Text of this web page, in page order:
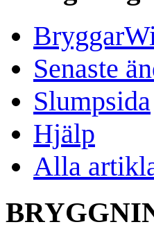
Senaste
Slumpsida
Hjälp
Alla